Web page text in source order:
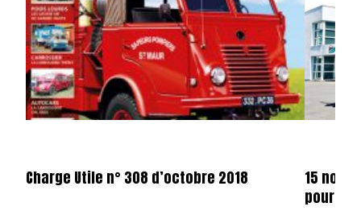
Charge Utile n° 308 d’octobre 2018
15
pour